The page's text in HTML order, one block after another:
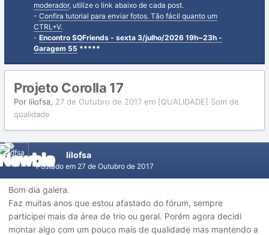
moderador, utilize o link abaixo de cada post.
- Confira tutorial para enviar fotos. Tão fácil quanto um
CTRL+V.
- Encontro SQFriends - sexta 3/julho/2026 19h~23h -
Garagem 55 *****
Projeto Corolla 17
Por lilofsa, 27 de Outubro de 2017 em [QUALIDADE] Som de
qualidade
lilofsa
Postado em 27 de Outubro de 2017
Bom dia galera.
Faz muitas anos que estou afastado do fórum, sempre
participei mais da área de trio ou geral. Porém agora decidi
montar algo com um pouco mais de qualidade mas mantendo a